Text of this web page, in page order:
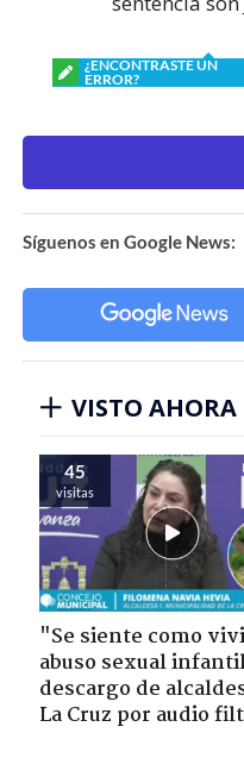
¿ENCONTRASTE UN
ERROR?
Síguenos en Google News:
VISTO AHORA
45
visitas
"Se siente como
abuso sexual
descargo de
La Cruz por audio